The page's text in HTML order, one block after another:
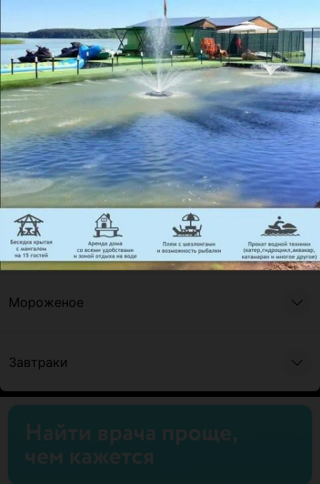
Шашлыки (отпускаются по весу готового
продукта)
Гарниры
Десерты
Кондитерские изделия собственного
производства (отпускаются по весу
готовой продукции)
Мороженое
Завтраки